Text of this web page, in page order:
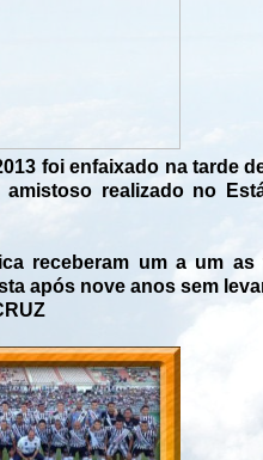
foi enfaixado na tarde
realizado no
receberam um a um
após nove anos sem